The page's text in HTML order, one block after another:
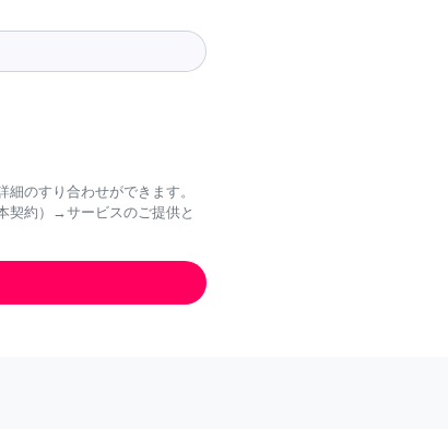
のすり合わせができます。
契約）→サービスのご提供と